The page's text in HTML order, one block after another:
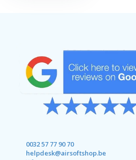
0032 57 77 90 70
helpdesk@airsoftshop.be